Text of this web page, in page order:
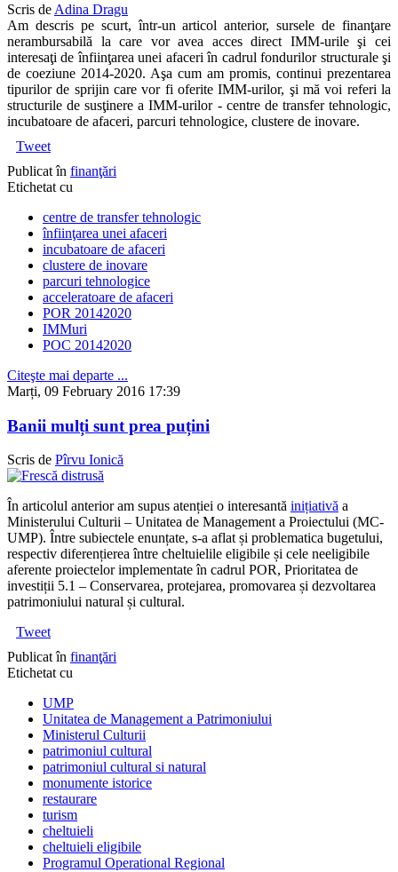
Scris de Adina Dragu
Am descris pe scurt, într-un articol anterior, sursele de finanţare
nerambursabilă la care vor avea acces direct IMM-urile şi cei
interesaţi de înfiinţarea unei afaceri în cadrul fondurilor structurale şi
de coeziune 2014-2020. Aşa cum am promis, continui prezentarea
tipurilor de sprijin care vor fi oferite IMM-urilor, şi mă voi referi la
structurile de susţinere a IMM-urilor - centre de transfer tehnologic,
incubatoare de afaceri, parcuri tehnologice, clustere de inovare.
Tweet
Publicat în finanţări
Etichetat cu
centre de transfer tehnologic
înfiinţarea unei afaceri
incubatoare de afaceri
clustere de inovare
parcuri tehnologice
acceleratoare de afaceri
POR 20142020
IMMuri
POC 20142020
Citeşte mai departe ...
Marți, 09 February 2016 17:39
Banii mulți sunt prea puțini
Scris de Pîrvu Ionică
În articolul anterior am supus atenției o interesantă inițiativă a
Ministerului Culturii – Unitatea de Management a Proiectului (MC-
UMP). Între subiectele enunțate, s-a aflat și problematica bugetului,
respectiv diferențierea între cheltuielile eligibile și cele neeligibile
aferente proiectelor implementate în cadrul POR, Prioritatea de
investiții 5.1 – Conservarea, protejarea, promovarea și dezvoltarea
patrimoniului natural și cultural.
Tweet
Publicat în finanţări
Etichetat cu
UMP
Unitatea de Management a Patrimoniului
Ministerul Culturii
patrimoniul cultural
patrimoniul cultural si natural
monumente istorice
restaurare
turism
cheltuieli
cheltuieli eligibile
Programul Operational Regional